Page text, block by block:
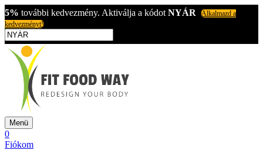
5% további kedvezmény. Aktiválja a kódot NYÁR
Alkalmazd a
kedvezményt!
Menü
0
Fiókom